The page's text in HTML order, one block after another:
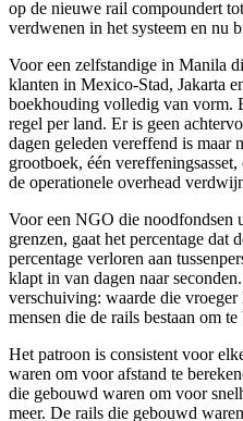
op de nieuwe rail compoundert
verdwenen in het systeem en nu
Voor een zelfstandige in Manila
klanten in Mexico-Stad, Jakarta
boekhouding volledig van vorm.
regel per land. Er is geen
dagen geleden vereffend is maar
grootboek, één
de operationele overhead
Voor een NGO die noodfondsen
grenzen, gaat het percentage dat
percentage verloren aan
klapt in van dagen naar
verschuiving: waarde die
mensen die de rails bestaan om te
Het patroon is consistent voor
waren om voor afstand te
die gebouwd waren om voor
meer. De rails die gebouwd